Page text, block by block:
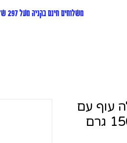
משלוחים חינם בקניה מעל 297 ש"ח
עוף עם